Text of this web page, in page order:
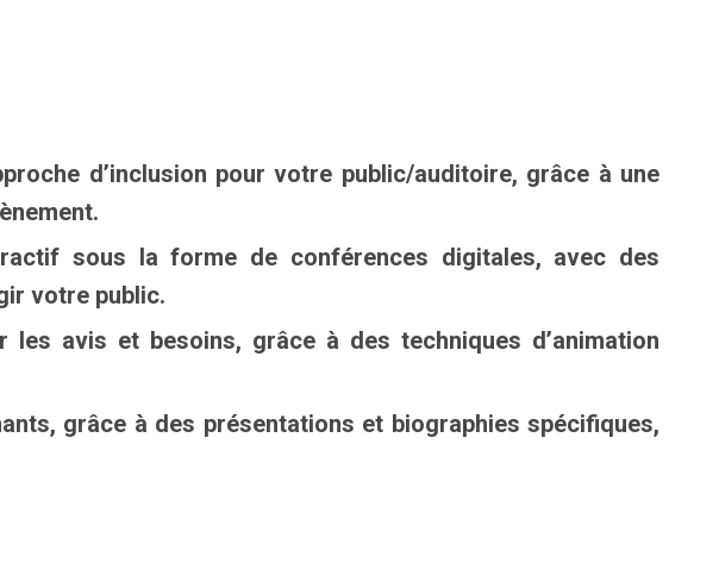
d’inclusion pour votre public/auditoire, grâce à une
sous la forme de conférences digitales, avec des
votre public.
avis et besoins, grâce à des techniques d’animation
grâce à des présentations et biographies spécifiques,